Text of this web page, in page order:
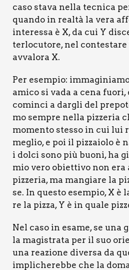
caso sta­va nel­la tec­ni­ca
quan­do in real­tà la vera
inte­res­sa è X, da cui Y
ter­lo­cu­to­re, nel
avva­lo­ra X.
Per esem­pio:
ami­co si vada a cena fuo­ri,
comin­ci a dar­gli del
mo sem­pre nel­la piz­ze­ria
momen­to stes­so in cui lui
meglio, e poi il piz­za­io­lo è
i dol­ci sono più buo­ni, ha
mio vero obiet­ti­vo non era
piz­ze­ria, ma man­gia­re la
se. In que­sto esem­pio, X è
re la piz­za, Y è in qua­le
Nel caso in esa­me, se una
la magi­stra­ta per il suo
una rea­zio­ne diver­sa da
impli­che­reb­be che la